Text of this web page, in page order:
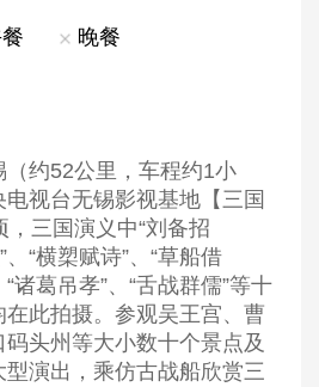
晚餐
约52公里，车程约1小
视台无锡影视基地【三国
三国演义中“刘备招
、“横槊赋诗”、“草船借
“诸葛吊孝”、“舌战群儒”等十
在此拍摄。参观吴王宫、曹
头州等大小数十个景点及
演出，乘仿古战船欣赏三